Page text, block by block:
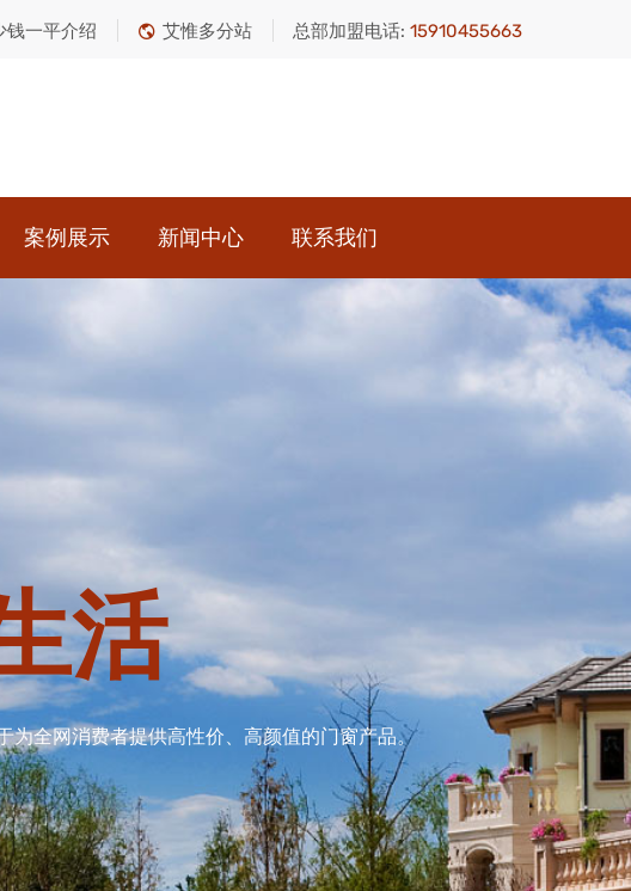
钱一平介绍 艾惟多分站 总部加盟电话: 15910455663
案例展示 新闻中心 联系我们
活
为全网消费者提供高性价、高颜值的门窗产品。